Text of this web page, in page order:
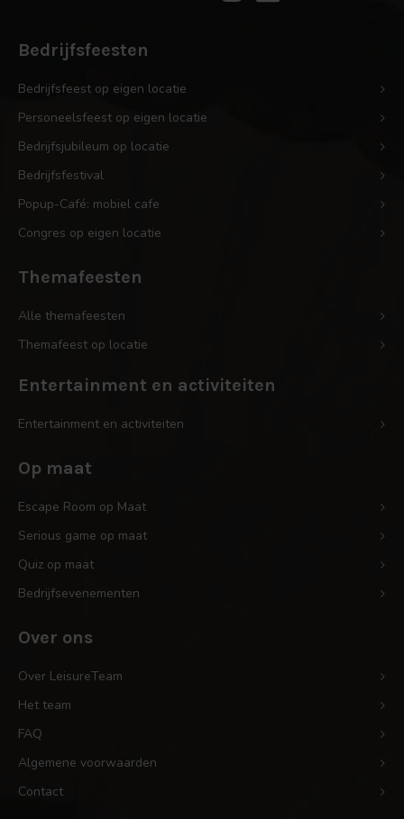
Bedrijfsfeesten
Bedrijfsfeest op eigen locatie
Personeelsfeest op eigen locatie
Bedrijfsjubileum op locatie
Bedrijfsfestival
Popup-Café: mobiel cafe
Congres op eigen locatie
Themafeesten
Alle themafeesten
Themafeest op locatie
Entertainment en activiteiten
Entertainment en activiteiten
Op maat
Escape Room op Maat
Serious game op maat
Quiz op maat
Bedrijfsevenementen
Over ons
Over LeisureTeam
Het team
FAQ
Algemene voorwaarden
Contact